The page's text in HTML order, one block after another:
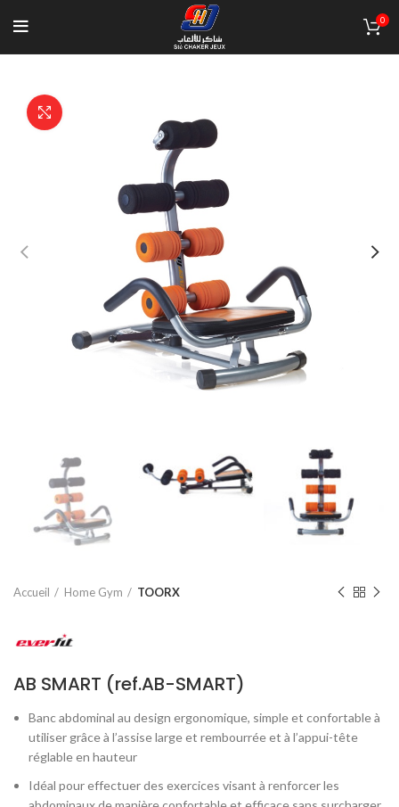
0
Accueil Home Gym TOORX
AB SMART (ref.AB-SMART)
Banc abdominal au design ergonomique, simple et confortable à
utiliser grâce à l’assise large et rembourrée et à l’appui-tête
réglable en hauteur
Idéal pour effectuer des exercices visant à renforcer les